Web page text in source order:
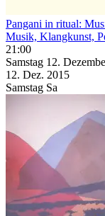
Pangani in ritual:
Musik, Klangkunst,
21:00
Samstag 12.
12. Dez. 2015
Samstag Sa